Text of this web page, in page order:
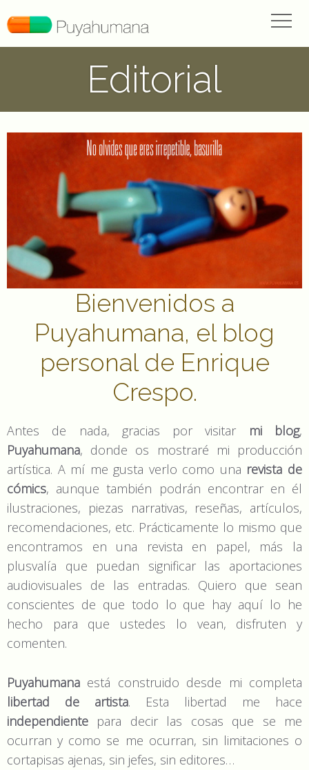
Editorial
Bienvenidos a
Puyahumana, el blog
personal de Enrique
Crespo.
Antes de nada, gracias por visitar mi blog,
Puyahumana, donde os mostraré mi producción
artística. A mí me gusta verlo como una revista de
cómics, aunque también podrán encontrar en él
ilustraciones, piezas narrativas, reseñas, artículos,
recomendaciones, etc. Prácticamente lo mismo que
encontramos en una revista en papel, más la
plusvalía que puedan significar las aportaciones
audiovisuales de las entradas. Quiero que sean
conscientes de que todo lo que hay aquí lo he
hecho para que ustedes lo vean, disfruten y
comenten.
Puyahumana está construido desde mi completa
libertad de artista. Esta libertad me hace
independiente para decir las cosas que se me
ocurran y como se me ocurran, sin limitaciones o
cortapisas ajenas, sin jefes, sin editores…